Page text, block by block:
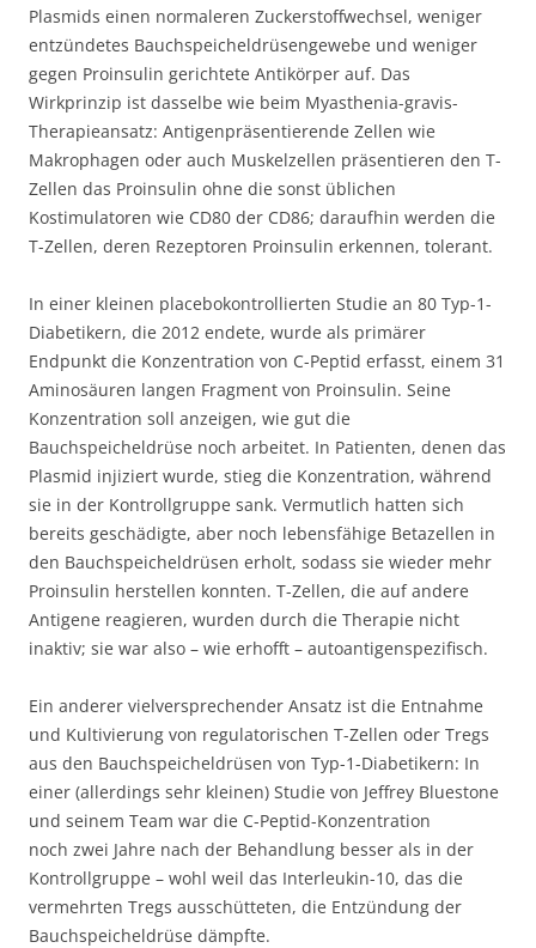
Plasmids einen normaleren Zuckerstoffwechsel, weniger
entzündetes Bauchspeicheldrüsengewebe und weniger
gegen Proinsulin gerichtete Antikörper auf. Das
Wirkprinzip ist dasselbe wie beim Myasthenia-gravis-
Therapieansatz: Antigenpräsentierende Zellen wie
Makrophagen oder auch Muskelzellen präsentieren den T-
Zellen das Proinsulin ohne die sonst üblichen
Kostimulatoren wie CD80 der CD86; daraufhin werden die
T-Zellen, deren Rezeptoren Proinsulin erkennen, tolerant.
In einer kleinen placebokontrollierten Studie an 80 Typ-1-
Diabetikern, die 2012 endete, wurde als primärer
Endpunkt die Konzentration von C-Peptid erfasst, einem 31
Aminosäuren langen Fragment von Proinsulin. Seine
Konzentration soll anzeigen, wie gut die
Bauchspeicheldrüse noch arbeitet. In Patienten, denen das
Plasmid injiziert wurde, stieg die Konzentration, während
sie in der Kontrollgruppe sank. Vermutlich hatten sich
bereits geschädigte, aber noch lebensfähige Betazellen in
den Bauchspeicheldrüsen erholt, sodass sie wieder mehr
Proinsulin herstellen konnten. T-Zellen, die auf andere
Antigene reagieren, wurden durch die Therapie nicht
inaktiv; sie war also – wie erhofft – autoantigenspezifisch.
Ein anderer vielversprechender Ansatz ist die Entnahme
und Kultivierung von regulatorischen T-Zellen oder Tregs
aus den Bauchspeicheldrüsen von Typ-1-Diabetikern: In
einer (allerdings sehr kleinen) Studie von Jeffrey Bluestone
und seinem Team war die C-Peptid-Konzentration
noch zwei Jahre nach der Behandlung besser als in der
Kontrollgruppe – wohl weil das Interleukin-10, das die
vermehrten Tregs ausschütteten, die Entzündung der
Bauchspeicheldrüse dämpfte.